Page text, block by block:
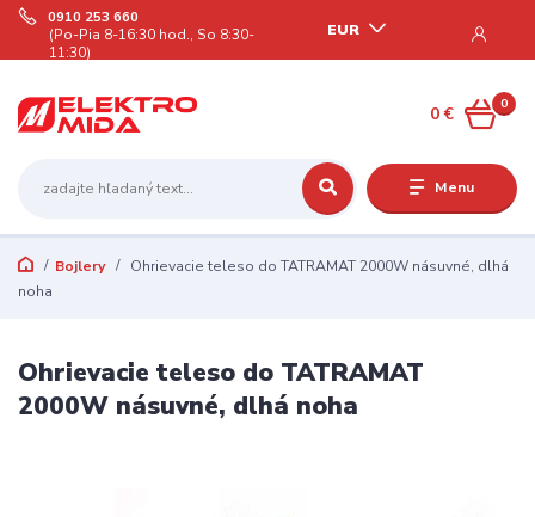
Menu
EUR
0910 253 660
(Po-Pia 8-16:30 hod., So 8:30-
11:30)
0
0 €
Bojlery
Ohrievacie teleso do TATRAMAT 2000W násuvné, dlhá
noha
Ohrievacie teleso do TATRAMAT
2000W násuvné, dlhá noha